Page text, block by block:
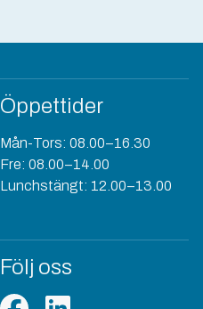
Öppettider
Mån-Tors: 08.00–16.30
Fre: 08.00–14.00
Lunchstängt: 12.00–13.00
Följ oss